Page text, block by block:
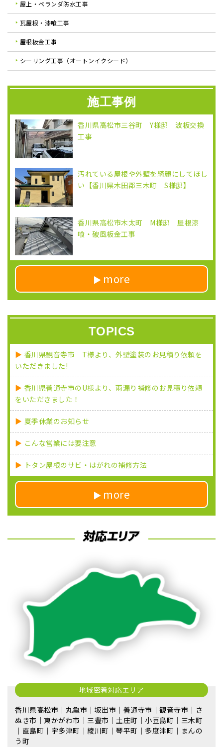
屋上・ベランダ防水工事
瓦屋根・漆喰工事
屋根板金工事
シーリング工事（オートンイクシード）
施工事例
香川県高松市三谷町 Y様邸 波板交換
工事
汚れている屋根や外壁を綺麗にしてほし
い【香川県木田郡三木町 S様邸】
香川県高松市木太町 M様邸 屋根漆
喰・破風板金工事
more
TOPICS
香川県観音寺市 T様より、外壁塗装のお見積り依頼を
いただきました!
香川県善通寺市のU様より、雨漏り補修のお見積り依頼
をいただきました！
夏季休業のお知らせ
こんな営業には要注意
トタン屋根のサビ・はがれの補修方法
more
地域密着対応エリア
香川県高松市｜丸亀市｜坂出市｜善通寺市｜観音寺市｜さ
ぬき市｜東かがわ市｜三豊市｜土庄町｜小豆島町｜三木町
｜直島町｜宇多津町｜綾川町｜琴平町｜多度津町｜まんの
う町